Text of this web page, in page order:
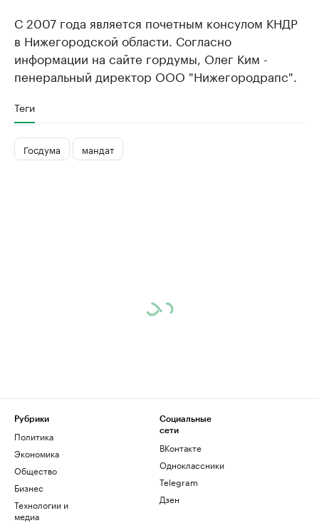
С 2007 года является почетным консулом КНДР
в Нижегородской области. Согласно
информации на сайте гордумы, Олег Ким -
пенеральный директор ООО "Нижегородрапс".
Теги
Госдума мандат
Рубрики
Политика
Экономика
Общество
Бизнес
Технологии и
медиа
Социальные
сети
ВКонтакте
Одноклассники
Telegram
Дзен